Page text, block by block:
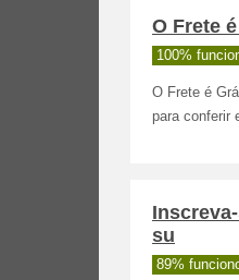
O Frete
100%
O Frete é
para conferir
su
89%